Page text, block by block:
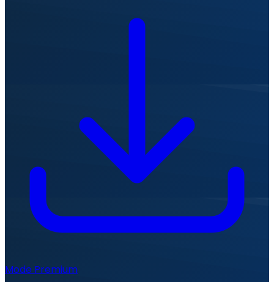
Mode Premium